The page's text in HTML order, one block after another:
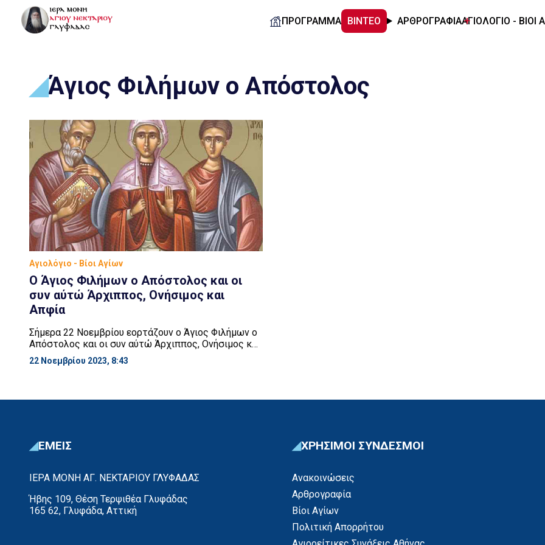
ΠΡΟΓΡΑΜΜΑ ΒΙΝΤΕΟ ΑΡΘΡΟΓΡΑΦΙΑΑΓΙΟΛΟΓΙΟ - ΒΙΟΙ
Άγιος Φιλήμων ο Απόστολος
Αγιολόγιο - Βίοι Αγίων
Ο Άγιος Φιλήμων ο Απόστολος και οι
συν αύτώ Άρχιππος, Ονήσιμος και
Απφία
Σήμερα 22 Νοεμβρίου εορτάζουν ο Άγιος Φιλήμων ο
Απόστολος και οι συν αύτώ Άρχιππος, Ονήσιμος και
Απφία. Και για τους τέσσερις Αγίους αναφέρει ο
Απόστολος Παύλος στην προς Φιλήμονα επιστολή
ανεπτυγμένο αίσθημα φιλανθρωπίας.
22 Νοεμβρίου 2023, 8:43
ΕΜΕΙΣ
ΙΕΡΑ ΜΟΝΗ ΑΓ. ΝΕΚΤΑΡΙΟΥ ΓΛΥΦΑΔΑΣ
Ήβης 109, Θέση Τερψιθέα Γλυφάδας
165 62, Γλυφάδα, Αττική
ΧΡΗΣΙΜΟΙ ΣΥΝΔΕΣΜΟΙ
Ανακοινώσεις
Αρθρογραφία
Βίοι Αγίων
Πολιτική Απορρήτου